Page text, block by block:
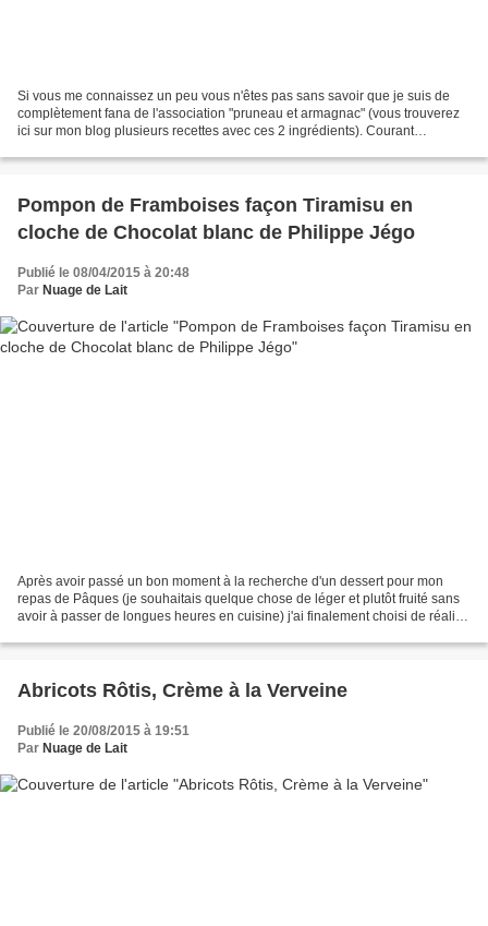
Si vous me connaissez un peu vous n'êtes pas sans savoir que je suis de
complètement fana de l'association "pruneau et armagnac" (vous trouverez
ici sur mon blog plusieurs recettes avec ces 2 ingrédients). Courant
Pompon de Framboises façon Tiramisu en
cloche de Chocolat blanc de Philippe Jégo
Publié le 08/04/2015 à 20:48
Par Nuage de Lait
Après avoir passé un bon moment à la recherche d'un dessert pour mon
repas de Pâques (je souhaitais quelque chose de léger et plutôt fruité sans
avoir à passer de longues heures en cuisine) j'ai finalement choisi de réalisé
Abricots Rôtis, Crème à la Verveine
Publié le 20/08/2015 à 19:51
Par Nuage de Lait